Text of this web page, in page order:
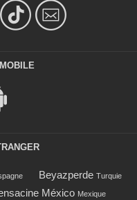
Beyazperde Turquie
México Mexique